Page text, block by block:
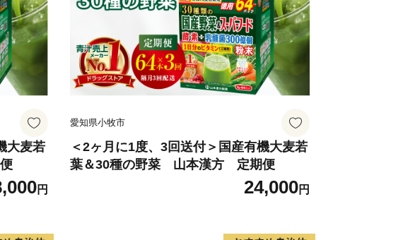
・配送について
さと納税コールセンター
：００～１７：３０（祝土日を除く）
－８０７－５６０３
大麦若
円
愛知県小牧市
＜2ヶ月に1度、3回送付＞国産有機大麦若
葉＆30種の野菜 山本漢方 定期便
24,000円